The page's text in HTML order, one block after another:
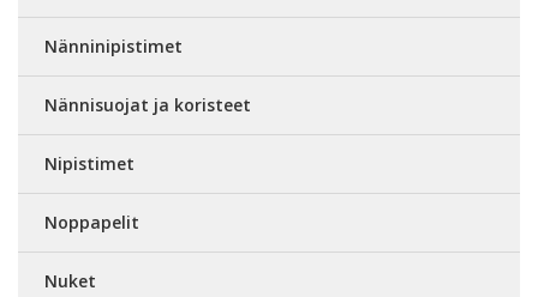
Nänninipistimet
Nännisuojat ja koristeet
Nipistimet
Noppapelit
Nuket